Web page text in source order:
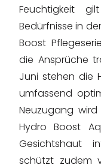
Feuchtigkeit
Bedürfnisse in
Boost
die Ansprüche
Juni stehen die
umfassend
Neuzugang
Hydro Boost
Gesichtshaut
schützt zudem